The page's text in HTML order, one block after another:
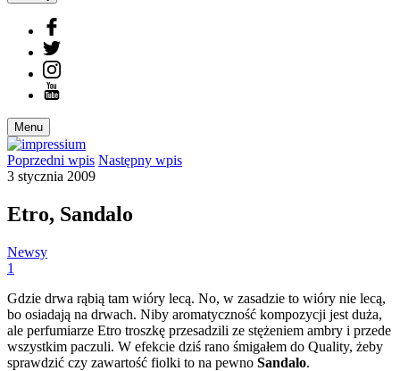
Menu
Poprzedni wpis Następny wpis
3 stycznia 2009
Etro, Sandalo
Newsy
1
Gdzie drwa rąbią tam wióry lecą. No, w zasadzie to wióry nie lecą,
bo osiadają na drwach. Niby aromatyczność kompozycji jest duża,
ale perfumiarze Etro troszkę przesadzili ze stężeniem ambry i przede
wszystkim paczuli. W efekcie dziś rano śmigałem do Quality, żeby
sprawdzić czy zawartość fiolki to na pewno Sandalo.